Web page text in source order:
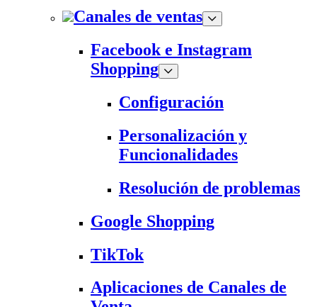
Canales de ventas
Facebook e Instagram
Shopping
Configuración
Personalización y
Funcionalidades
Resolución de problemas
Google Shopping
TikTok
Aplicaciones de Canales de